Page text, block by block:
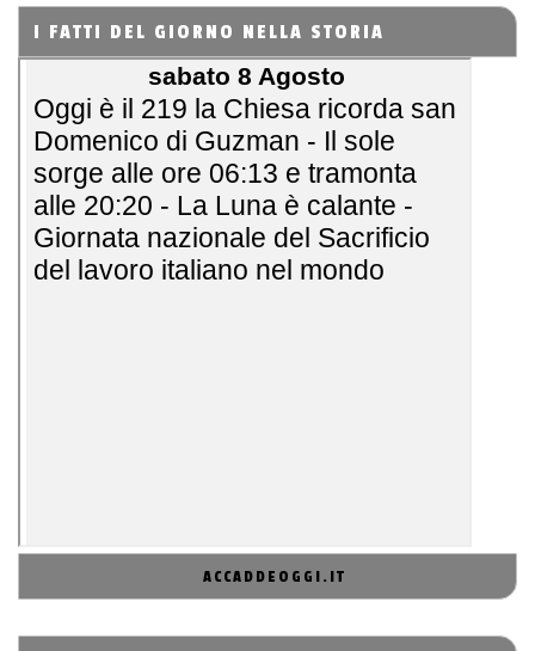
I FATTI DEL GIORNO NELLA STORIA
ACCADDEOGGI.IT